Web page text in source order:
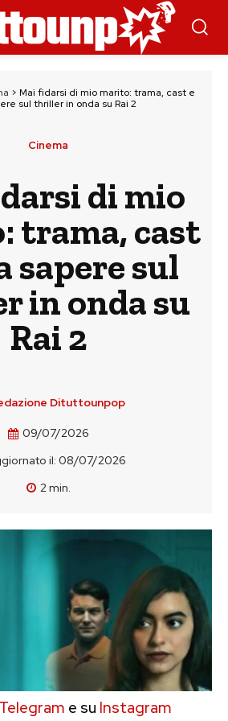
> Mai fidarsi di mio marito: trama, cast e
sul thriller in onda su Rai 2
Cinema
di mio
trama, cast
sapere sul
in onda su
Rai 2
Dituttounpop
09/07/2026
il: 08/07/2026
2min.
Telegram e su Instagram